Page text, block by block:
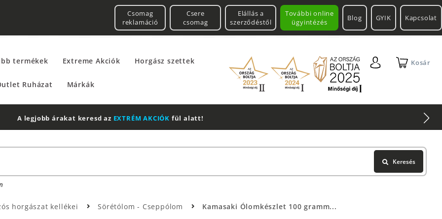
További online
ügyintézés
Csomag
reklamáció
Csere
csomag
Elállás a
szerződéstől
Blog GYIK Kapcsolat
termékek Extreme Akciók Horgász szettek
Ruházat Márkák
Kosár
A legjobb árakat keresd az EXTRÉM AKCIÓK fül alatt!
Keresés
horgászat kellékei Sörétólom - Cseppólom Kamasaki Ólomkészlet 100 gramm...